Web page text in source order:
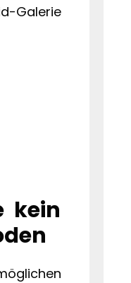
Galerie
kein